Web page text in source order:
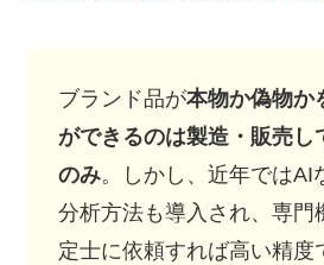
ブランド品が本物か偽物か
ができるのは製造・販売し
のみ。しかし、近年ではAI
分析方法も導入され、専門
定士に依頼すれば高い精度